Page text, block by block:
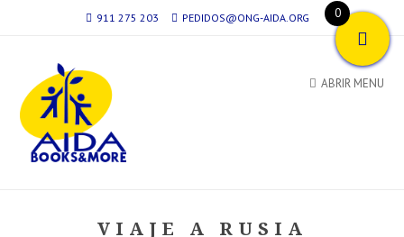
911 275 203 PEDIDOS@ONG-AIDA.ORG
ABRIR MENU
VIAJE A RUSIA
0